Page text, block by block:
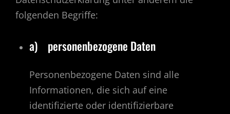
folgenden Begriffe:
a) personenbezogene Daten
Personenbezogene Daten sind alle
Informationen, die sich auf eine
identifizierte oder identifizierbare